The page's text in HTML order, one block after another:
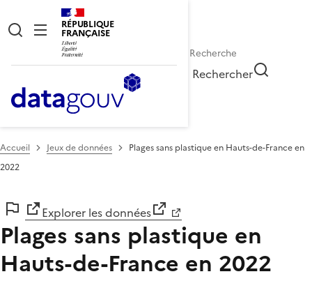
RÉPUBLIQUE
FRANÇAISE
Rechercher
Accueil Jeux de données
Plages sans plastique en Hauts-de-France en
2022
Explorer les données
Plages sans plastique en
Hauts-de-France en 2022